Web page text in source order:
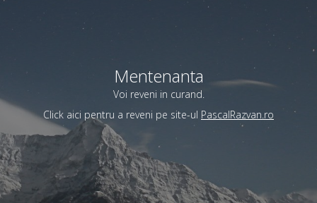
Mentenanta
Voi reveni in curand.
Click aici pentru a reveni pe site-ul PascalRazvan.ro